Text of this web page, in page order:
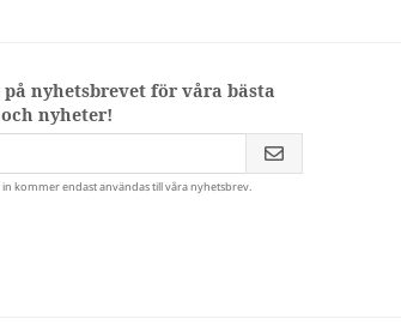
nyhetsbrevet för våra bästa
nyheter!
kommer endast användas till våra nyhetsbrev.